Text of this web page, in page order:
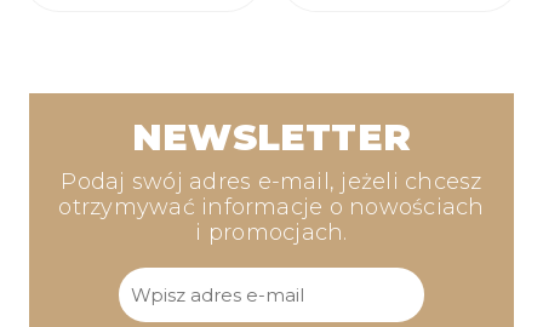
NEWSLETTER
Podaj swój adres e-mail, jeżeli chcesz
otrzymywać informacje o nowościach
i promocjach.